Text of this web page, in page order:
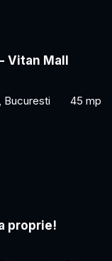
Mall
Bucuresti 45 mp
proprie!